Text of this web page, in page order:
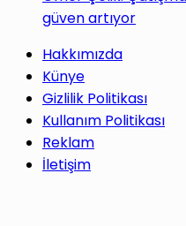
güven artıyor
Hakkımızda
Künye
Gizlilik Politikası
Kullanım Politikası
Reklam
İletişim